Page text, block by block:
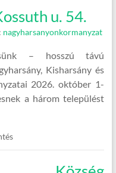
u. 54.
nagyharsanyonkormanyzat
– hosszú távú
Kisharsány és
2026. október 1-
a három települést